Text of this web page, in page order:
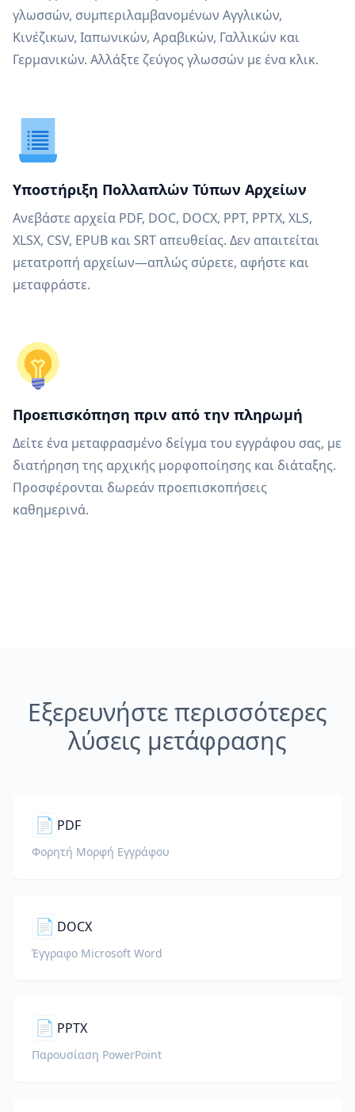
γλωσσών, συμπεριλαμβανομένων Αγγλικών,
Κινέζικων, Ιαπωνικών, Αραβικών, Γαλλικών και
Γερμανικών. Αλλάξτε ζεύγος γλωσσών με ένα κλικ.
Υποστήριξη Πολλαπλών Τύπων Αρχείων
Ανεβάστε αρχεία PDF, DOC, DOCX, PPT, PPTX, XLS,
XLSX, CSV, EPUB και SRT απευθείας. Δεν απαιτείται
μετατροπή αρχείων—απλώς σύρετε, αφήστε και
μεταφράστε.
Προεπισκόπηση πριν από την πληρωμή
Δείτε ένα μεταφρασμένο δείγμα του εγγράφου σας, με
διατήρηση της αρχικής μορφοποίησης και διάταξης.
Προσφέρονται δωρεάν προεπισκοπήσεις
καθημερινά.
Εξερευνήστε περισσότερες
λύσεις μετάφρασης
📄 PDF
Φορητή Μορφή Εγγράφου
📄 DOCX
Έγγραφο Microsoft Word
📄 PPTX
Παρουσίαση PowerPoint